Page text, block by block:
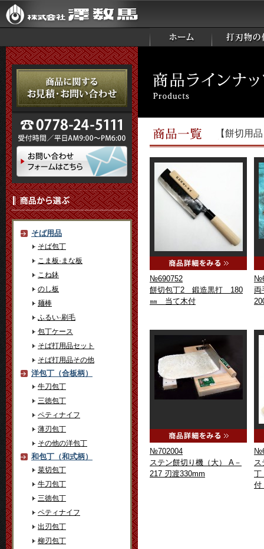
【餅切用
№690752
餅切包丁2 鍛造黒打 180
㎜ 当て木付
両
№702004
ステン餅切り機（大） A－
217 刃渡330mm
そば用品
そば包丁
こま板·まな板
こね鉢
のし板
麺棒
ふるい·刷毛
包丁ケース
そば打用品セット
そば打用品その他
洋包丁（合板柄）
牛刀包丁
三徳包丁
ペティナイフ
薄刃包丁
その他の洋包丁
和包丁（和式柄）
菜切包丁
牛刀包丁
三徳包丁
ペティナイフ
出刃包丁
柳刃包丁